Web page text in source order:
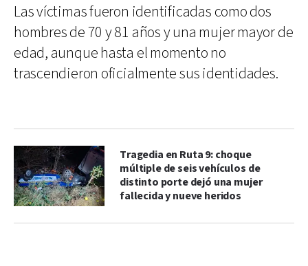
Las víctimas fueron identificadas como dos
hombres de 70 y 81 años y una mujer mayor de
edad, aunque hasta el momento no
trascendieron oficialmente sus identidades.
Tragedia en Ruta 9: choque
múltiple de seis vehículos de
distinto porte dejó una mujer
fallecida y nueve heridos